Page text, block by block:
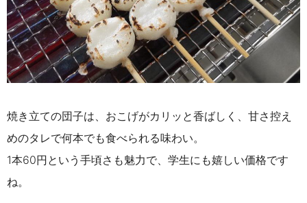
焼き立ての団子は、おこげがカリッと香ばしく、甘さ控え
めのタレで何本でも食べられる味わい。
1本60円という手頃さも魅力で、学生にも嬉しい価格です
ね。